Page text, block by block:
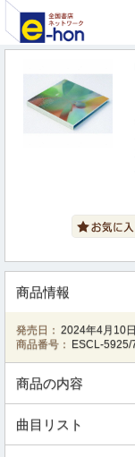
商品情報
発売日： 2024年4月10日
商品番号：
ESCL-5925/
商品の内容
曲目リスト